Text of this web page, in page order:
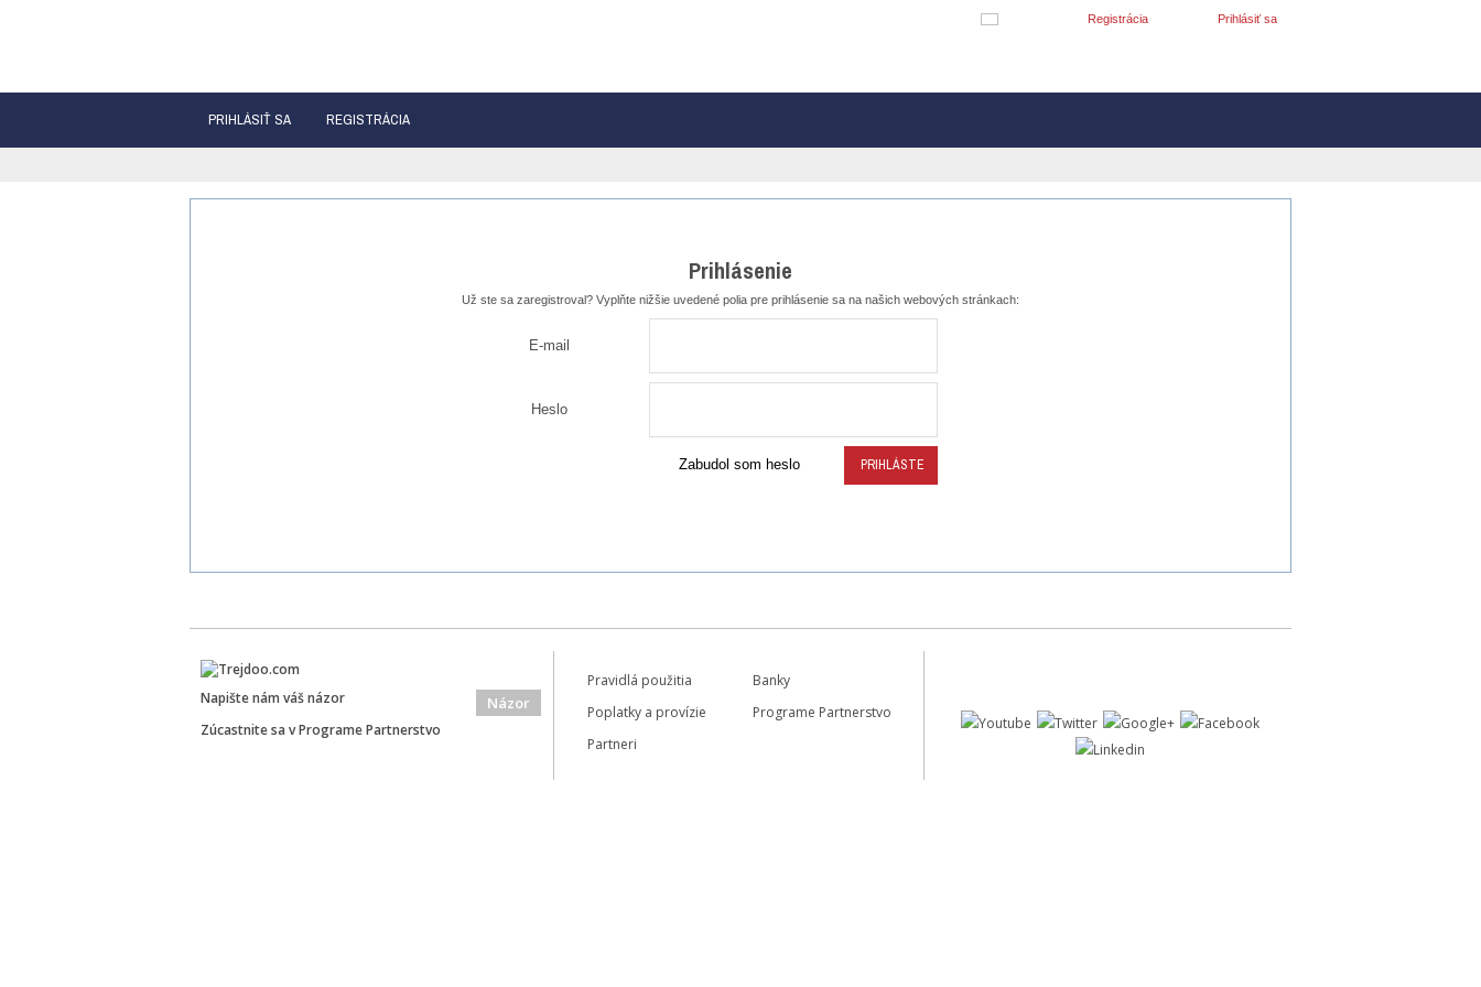
Polski
Español
Prihlásiť sa
Registrácia
PRIHLÁSIŤ SA REGISTRÁCIA
Prihlásenie
Už ste sa zaregistroval? Vyplňte nižšie uvedené polia pre prihlásenie sa na našich webových stránkach:
E-mail
Heslo
Zabudol som heslo PRIHLÁSTE
Napište nám váš názor Názor
Zúcastnite sa v Programe Partnerstvo
Pravidlá použitia
Banky
Poplatky a provízie
Programe Partnerstvo
Partneri